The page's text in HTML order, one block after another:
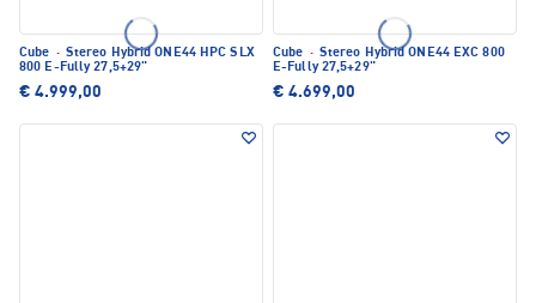
Cube · Stereo Hybrid ONE44 HPC SLX
800 E-Fully 27,5+29"
€ 4.999,00
Cube · Stereo Hybrid ONE44 EXC 800
E-Fully 27,5+29"
€ 4.699,00